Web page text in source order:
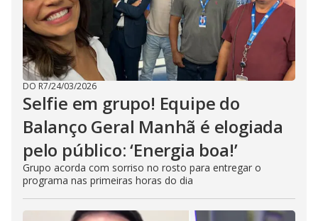
DO R7/24/03/2026
Selfie em grupo! Equipe do
Balanço Geral Manhã é elogiada
pelo público: ‘Energia boa!’
Grupo acorda com sorriso no rosto para entregar o
programa nas primeiras horas do dia